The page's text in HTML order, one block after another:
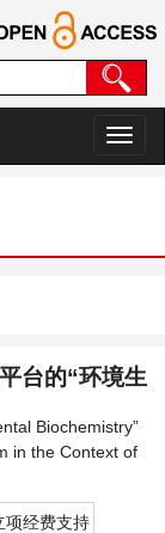
切
换
台的“环境生
Biochemistry”
in the Context of
项经费支持